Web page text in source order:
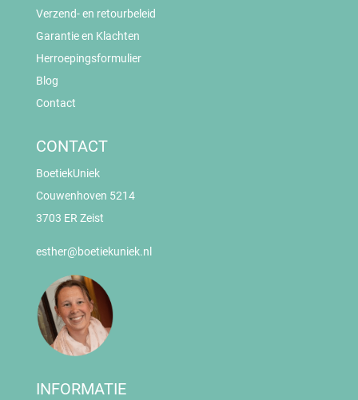
Verzend- en retourbeleid
Garantie en Klachten
Herroepingsformulier
Blog
Contact
CONTACT
BoetiekUniek
Couwenhoven 5214
3703 ER Zeist
esther@boetiekuniek.nl
INFORMATIE